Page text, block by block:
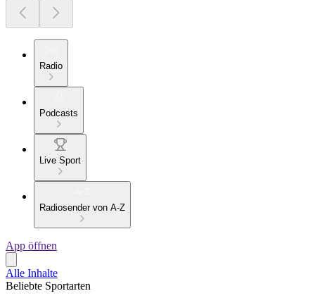
Radio
Podcasts
Live Sport
Radiosender von A-Z
App öffnen
Alle Inhalte
Beliebte Sportarten